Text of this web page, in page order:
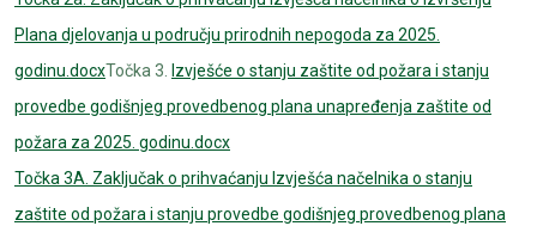
Plana djelovanja u području prirodnih nepogoda za 2025.
godinu.docxTočka 3. Izvješće o stanju zaštite od požara i stanju
provedbe godišnjeg provedbenog plana unapređenja zaštite od
požara za 2025. godinu.docx
Točka 3A. Zaključak o prihvaćanju Izvješća načelnika o stanju
zaštite od požara i stanju provedbe godišnjeg provedbenog plana